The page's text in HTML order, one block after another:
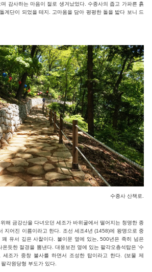
감사하는 마음이 절로 생겨났었다. 수종사의 좁고 가파른 흙
계단이 되었을 테지. 고마움을 담아 평평한 돌을 밟다 보니 드
수종사 산책로.
해 금강산을 다녀오던 세조가 바위굴에서 떨어지는 청명한 종
지어진 이름이라고 한다. 조선 세조4년 (1458)에 왕명으로 중
꽤 유서 깊은 사찰이다. 불이문 옆에 있는, 500년은 족히 넘은
듯한 절경을 뽐낸다. 대웅보전 옆에 있는 팔각오층석탑은 ‘수
세조가 중창 불사를 하면서 조성한 탑이라고 한다. (보물 제
각원당형 부도가 있다.